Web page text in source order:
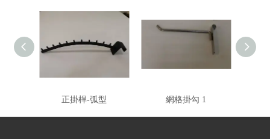
正掛桿-弧型 網格掛勾 1